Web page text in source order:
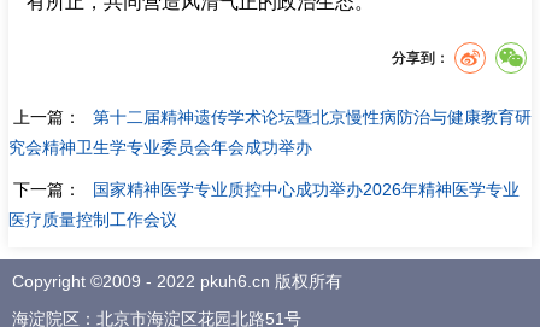
分享到：
上一篇：
第十二届精神遗传学术论坛暨北京慢性病防治与健康教育研
究会精神卫生学专业委员会年会成功举办
下一篇：
国家精神医学专业质控中心成功举办2026年精神医学专业
医疗质量控制工作会议
Copyright ©2009 - 2022 pkuh6.cn 版权所有
海淀院区：北京市海淀区花园北路51号